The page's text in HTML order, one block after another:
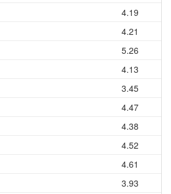
4.19
4.21
5.26
4.13
3.45
4.47
4.38
4.52
4.61
3.93